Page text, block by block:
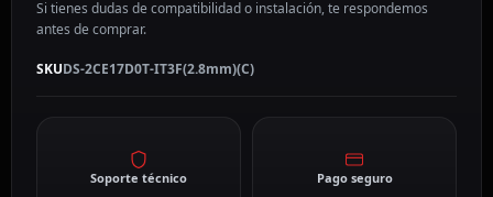
Si tienes dudas de compatibilidad o instalación, te respondemos
antes de comprar.
SKUDS-2CE17D0T-IT3F(2.8mm)(C)
Soporte técnico Pago seguro